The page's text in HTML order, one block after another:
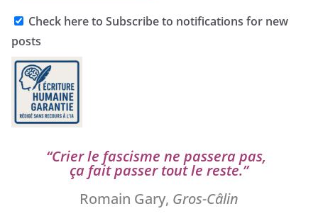
Check here to Subscribe to notifications for new
posts
“Crier le fas­cisme ne pas­se­ra pas,
ça fait pas­ser tout le reste.”
Romain Gary, Gros-Câlin